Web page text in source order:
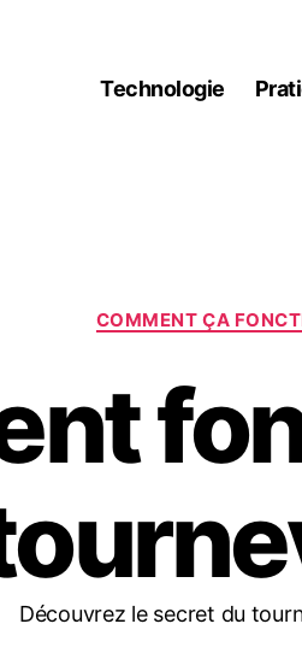
Technologie
COMMENT ÇA
Découvrez le secret du